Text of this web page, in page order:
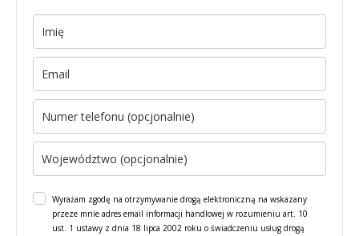
Wyrażam zgodę na otrzymywanie drogą elektroniczną na wskazany
przeze mnie adres email informacji handlowej w rozumieniu art. 10
ust. 1 ustawy z dnia 18 lipca 2002 roku o świadczeniu usług drogą